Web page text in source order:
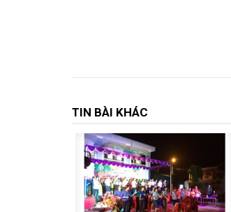
TIN BÀI KHÁC